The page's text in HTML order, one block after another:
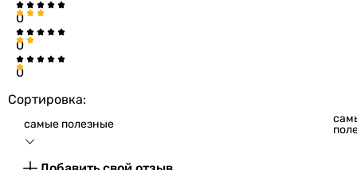
0
0
0
Сортировка:
самые полезные